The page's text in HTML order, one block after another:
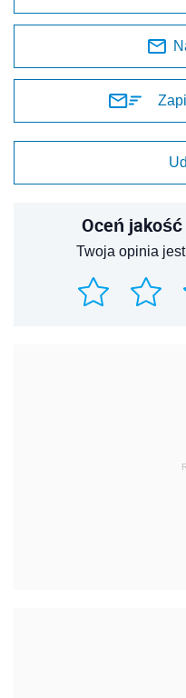
Oceń jakość
Twoja opinia